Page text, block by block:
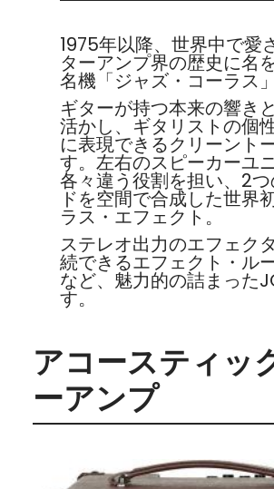
1975年以降、世界中で愛
ターアンプ界の歴史に名
名機「ジャズ・コーラス
ギターが持つ本来の響き
活かし、ギタリストの個
に表現できるクリーント
す。左右のスピーカーユ
各々違う役割を担い、2
ドを空間で合成した世界
ラス・エフェクト。
ステレオ出力のエフェク
続できるエフェクト・ル
など、魅力的の詰まった
す。
アコースティッ
ーアンプ